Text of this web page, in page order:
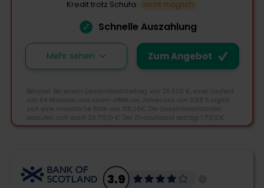
Kredit trotz Schufa: nicht möglich
Schnelle Auszahlung
Zum Angebot
Mehr sehen
Beispiel: Bei einem Gesamtkreditbetrag von 25.000 €, einer Laufzeit
von 84 Monaten und einem effektiver Jahreszins von 0,68 % ergibt
sich eine monatliche Rate von 318,08€. Die Gesamtkreditkosten
belaufen sich auch 26.719,10 €. Der Zinsaufwand beträgt 1.719,10€.
3.9
3.9